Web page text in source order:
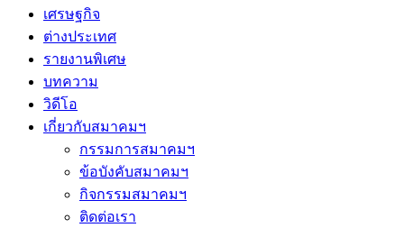
เศรษฐกิจ
ต่างประเทศ
รายงานพิเศษ
บทความ
วิดีโอ
เกี่ยวกับสมาคมฯ
กรรมการสมาคมฯ
ข้อบังคับสมาคมฯ
กิจกรรมสมาคมฯ
ติดต่อเรา